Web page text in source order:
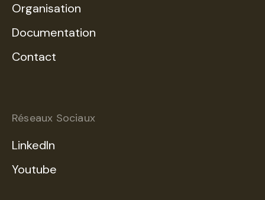
Organisation
Documentation
Contact
Réseaux Sociaux
LinkedIn
Youtube